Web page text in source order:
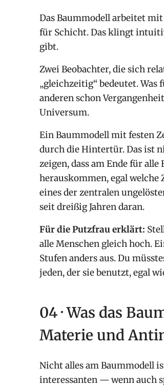
Das Baummodell arbeitet
für Schicht. Das klingt
gibt.
Zwei Beobachter, die sich
„gleichzeitig“ bedeutet.
anderen schon
Universum.
Ein Baummodell mit festen
durch die Hintertür. Das ist
zeigen, dass am Ende für
herauskommen, egal
eines der zentralen
seit dreißig Jahren daran.
Für die Putzfrau erklärt:
alle Menschen gleich hoch.
Stufen anders aus. Du
jeden, der sie benutzt, egal
04 · Was das
Materie und
Nicht alles am Baummodell
interessanten — wenn auch